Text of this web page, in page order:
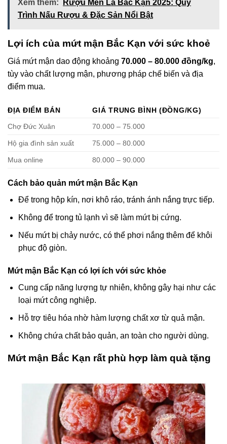
Xem thêm:
Rượu Men Lá Bắc Kạn 2025: Quy
Trình Nấu Rượu & Đặc Sản Nổi Bật
Lợi ích của mứt mận Bắc Kạn với sức khoẻ
Giá mứt mận dao động khoảng 70.000 – 80.000 đồng/kg,
tùy vào chất lượng mận, phương pháp chế biến và địa
điểm mua.
ĐỊA ĐIỂM BÁN
GIÁ TRUNG BÌNH (ĐỒNG/KG)
Chợ Đức Xuân
70.000 – 75.000
Hộ gia đình sản xuất 75.000 – 80.000
Mua online 80.000 – 90.000
Cách bảo quản mứt mận Bắc Kạn
Để trong hộp kín, nơi khô ráo, tránh ánh nắng trực tiếp.
Không để trong tủ lạnh vì sẽ làm mứt bị cứng.
Nếu mứt bị chảy nước, có thể phơi nắng thêm để khôi
phục độ giòn.
Mứt mận Bắc Kạn có lợi ích với sức khỏe
Cung cấp năng lượng tự nhiên, không gây hại như các
loại mứt công nghiệp.
Hỗ trợ tiêu hóa nhờ hàm lượng chất xơ từ quả mận.
Không chứa chất bảo quản, an toàn cho người dùng.
Mứt mận Bắc Kạn rất phù hợp làm quà tặng